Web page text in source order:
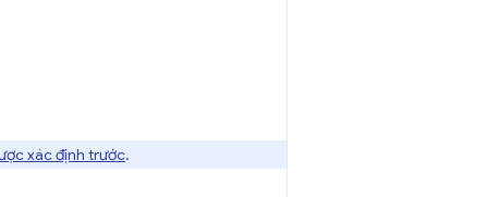
xác định trước.